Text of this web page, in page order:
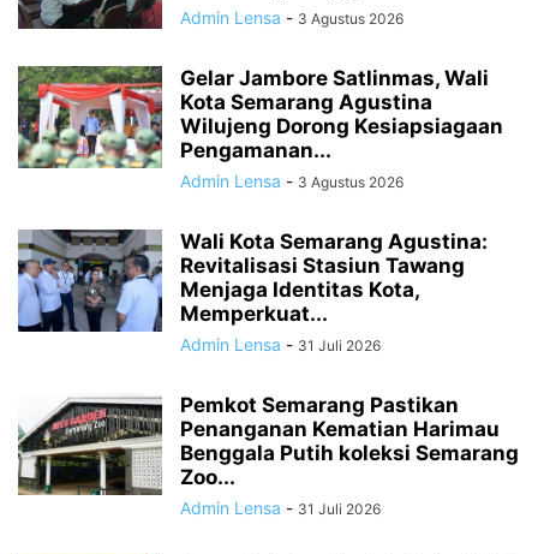
Admin Lensa - 3 Agustus 2026
Gelar Jambore Satlinmas, Wali
Kota Semarang Agustina
Wilujeng Dorong Kesiapsiagaan
Pengamanan...
Admin Lensa - 3 Agustus 2026
Wali Kota Semarang Agustina:
Revitalisasi Stasiun Tawang
Menjaga Identitas Kota,
Memperkuat...
Admin Lensa - 31 Juli 2026
Pemkot Semarang Pastikan
Penanganan Kematian Harimau
Benggala Putih koleksi Semarang
Zoo...
Admin Lensa - 31 Juli 2026